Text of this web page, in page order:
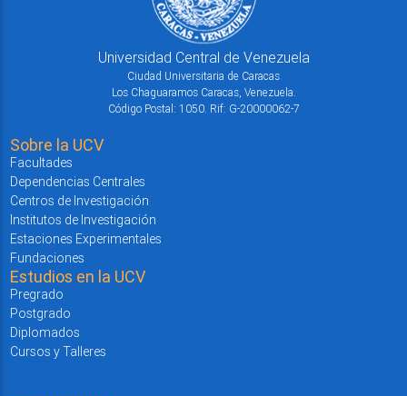
Universidad Central de Venezuela
Ciudad Universitaria de Caracas
Los Chaguaramos Caracas, Venezuela.
Código Postal: 1050. Rif: G-20000062-7
Sobre la UCV
Facultades
Dependencias Centrales
Centros de Investigación
Institutos de Investigación
Estaciones Experimentales
Fundaciones
Estudios en la UCV
Pregrado
Postgrado
Diplomados
Cursos y Talleres